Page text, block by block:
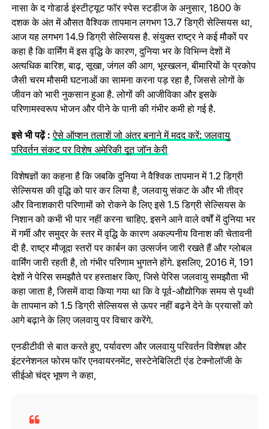
नासा के द गोडार्ड इंस्टीट्यूट फॉर स्पेस स्टडीज के अनुसार, 1800 के
दशक के अंत में औसत वैश्विक तापमान लगभग 13.7 डिग्री सेल्सियस था,
आज यह लगभग 14.9 डिग्री सेल्सियस है. संयुक्त राष्ट्र ने कई मौकों पर
कहा है कि वार्मिंग में इस वृद्धि के कारण, दुनिया भर के विभिन्न देशों में
अत्यधिक बारिश, बाढ़, सूखा, जंगल की आग, भूस्खलन, बीमारियों के प्रकोप
जैसी चरम मौसमी घटनाओं का सामना करना पड़ रहा है, जिससे लोगों के
जीवन को भारी नुकसान हुआ है. लोगों की आजीविका और इसके
परिणामस्वरूप भोजन और पीने के पानी की गंभीर कमी हो गई है.
इसे भी पढ़ें :ऐसे ऑप्‍शन तलाशें जो अंतर बनाने में मदद करें: जलवायु
परिवर्तन संकट पर विशेष अमेरिकी दूत जॉन केरी
विशेषज्ञों का कहना है कि जबकि दुनिया ने वैश्विक तापमान में 1.2 डिग्री
सेल्सियस की वृद्धि को पार कर लिया है, जलवायु संकट के और भी तीव्र
और विनाशकारी परिणामों को रोकने के लिए इसे 1.5 डिग्री सेल्सियस के
निशान को कभी भी पार नहीं करना चाहिए. इसने आने वाले वर्षों में दुनिया भर
में गर्मी और समुद्र के स्तर में वृद्धि के कारण अकल्पनीय विनाश की चेतावनी
दी है. राष्ट्र मौजूदा स्तरों पर कार्बन का उत्सर्जन जारी रखते हैं और ग्लोबल
वार्मिंग जारी रहती है, तो गंभीर परिणाम भुगतने होंगे. इसलिए, 2016 में, 191
देशों ने पेरिस समझौते पर हस्ताक्षर किए, जिसे पेरिस जलवायु समझौता भी
कहा जाता है, जिसमें वादा किया गया था कि वे पूर्व-औद्योगिक समय से पृथ्वी
के तापमान को 1.5 डिग्री सेल्सियस से ऊपर नहीं बढ़ने देने के प्रयासों को
आगे बढ़ाने के लिए जलवायु पर विचार करेंगे.
एनडीटीवी से बात करते हुए, पर्यावरण और जलवायु परिवर्तन विशेषज्ञ और
इंटरनेशनल फोरम फॉर एनवायरनमेंट, सस्टेनेबिलिटी एंड टेक्नोलॉजी के
सीईओ चंद्र भूषण ने कहा,